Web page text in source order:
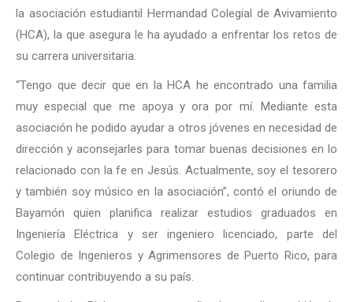
la asociación estudiantil Hermandad Colegial de Avivamiento
(HCA), la que asegura le ha ayudado a enfrentar los retos de
su carrera universitaria.
“Tengo que decir que en la HCA he encontrado una familia
muy especial que me apoya y ora por mí. Mediante esta
asociación he podido ayudar a otros jóvenes en necesidad de
dirección y aconsejarles para tomar buenas decisiones en lo
relacionado con la fe en Jesús. Actualmente, soy el tesorero
y también soy músico en la asociación”, contó el oriundo de
Bayamón quien planifica realizar estudios graduados en
Ingeniería Eléctrica y ser ingeniero licenciado, parte del
Colegio de Ingenieros y Agrimensores de Puerto Rico, para
continuar contribuyendo a su país.